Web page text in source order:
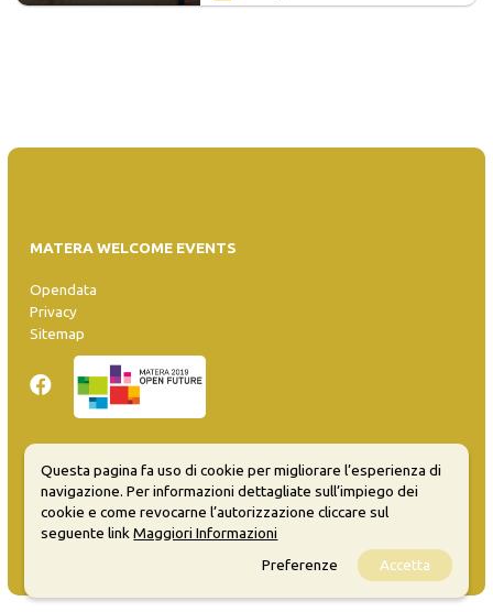
MATERA WELCOME EVENTS
Opendata
Privacy
Sitemap
Inserisci evento
Guida
FAQ
info@materaevents.it
Questa pagina fa uso di cookie per migliorare l’esperienza di
navigazione. Per informazioni dettagliate sull’impiego dei
cookie e come revocarne l’autorizzazione cliccare sul
seguente linkMaggiori Informazioni
Preferenze
Accetta